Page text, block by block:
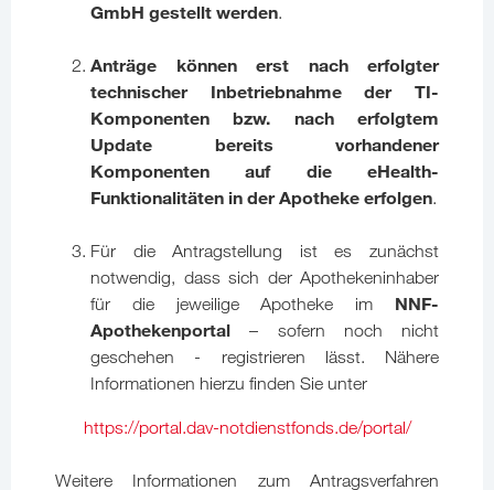
GmbH gestellt werden.
Anträge können erst nach erfolgter
technischer Inbetriebnahme der TI-
Komponenten bzw. nach erfolgtem
Update bereits vorhandener
Komponenten auf die eHealth-
Funktionalitäten in der Apotheke erfolgen.
Für die Antragstellung ist es zunächst
notwendig, dass sich der Apothekeninhaber
für die jeweilige Apotheke im NNF-
Apothekenportal – sofern noch nicht
geschehen - registrieren lässt. Nähere
Informationen hierzu finden Sie unter
https://portal.dav-notdienstfonds.de/portal/
Weitere Informationen zum Antragsverfahren